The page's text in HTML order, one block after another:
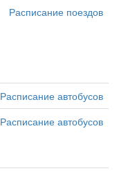
Расписание поездов
Расписание автобусов
Расписание автобусов